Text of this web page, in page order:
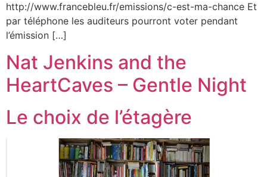
http://www.francebleu.fr/emissions/c-est-ma-chance Et
par téléphone les auditeurs pourront voter pendant
l’émission […]
Nat Jenkins and the
HeartCaves – Gentle Night
Le choix de l’étagère